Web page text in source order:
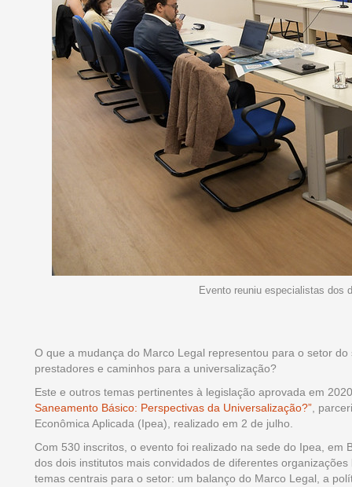
Evento reuniu especialistas dos
O que a mudança do Marco Legal representou para o setor
prestadores e caminhos para a universalização?
Este e outros temas pertinentes à legislação aprovada em
Saneamento Básico: Perspectivas da Universalização?” ,
Econômica Aplicada (Ipea), realizado em 2 de julho.
Com 530 inscritos, o evento foi realizado na sede do Ipea,
dos dois institutos mais convidados de diferentes
temas centrais para o setor: um balanço do Marco Legal, a